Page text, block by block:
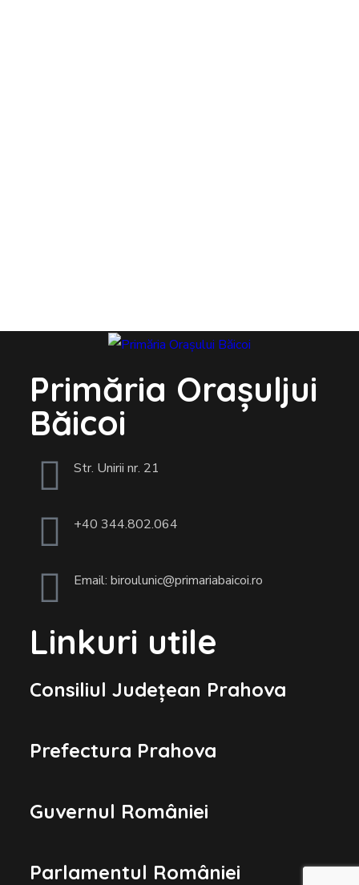
Primăria Orașuljui
Băicoi
Str. Unirii nr. 21
+40 344.802.064
Email: biroulunic@primariabaicoi.ro
Linkuri utile
Consiliul Județean Prahova
Prefectura Prahova
Guvernul României
Parlamentul României